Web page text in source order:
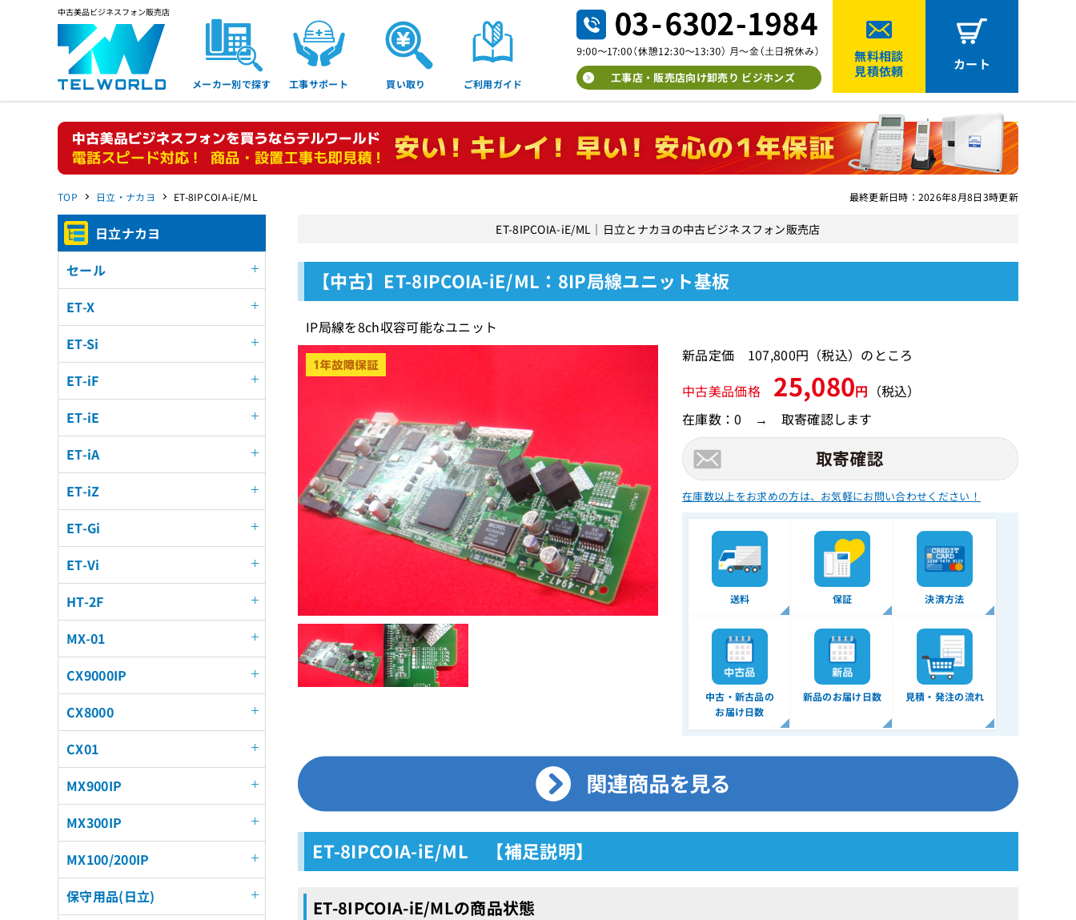
中古美品ビジネスフォン販売店
メーカー別で探す 工事サポート 買い取り ご利用ガイド 工事店・販売店向け卸売り ビジホンズ
無料相談
見積依頼
カート
最終更新日時：2026年8月8日3時更新
TOP 日立・ナカヨ ET-8IPCOIA-iE/ML
ET-8IPCOIA-iE/ML｜日立とナカヨの中古ビジネスフォン販売店
【中古】ET-8IPCOIA-iE/ML：8IP局線ユニット基板
IP局線を8ch収容可能なユニット
新品定価 107,800円（税込）のところ
中古美品価格 25,080円 （税込）
在庫数：0 → 取寄確認します
在庫数以上をお求めの方は、 お気軽にお問い合わせください！
送料 保証 決済方法
中古・新古品の
お届け日数
新品のお届け日数 見積・発注の流れ
ET-8IPCOIA-iE/ML 【補足説明】
ET-8IPCOIA-iE/MLの商品状態
日立ナカヨ
セール
ET-X
ET-Si
ET-iF
ET-iE
ET-iA
ET-iZ
ET-Gi
ET-Vi
HT-2F
MX-01
CX9000IP
CX8000
CX01
MX900IP
MX300IP
MX100/200IP
保守用品(日立)